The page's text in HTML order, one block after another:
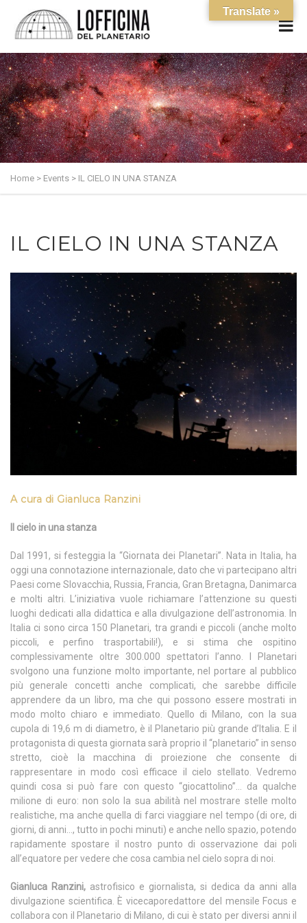
Home > Events > IL CIELO IN UNA STANZA
IL CIELO IN UNA STANZA
A cura di Gianluca Ranzini
Il cielo in una stanza
Dal 1991, si festeggia la “Giornata dei Planetari”. Nata in Italia, ha
oggi una connotazione internazionale, dato che vi partecipano altri
Paesi come Slovacchia, Russia, Francia, Gran Bretagna, Danimarca
e molti altri. L’iniziativa vuole richiamare l’attenzione su questi
luoghi dedicati alla didattica e alla divulgazione dell’astronomia. In
Italia ci sono circa 150 Planetari, tra grandi e piccoli (anche molto
piccoli, e perfino trasportabili!), e si stima che ospitino
complessivamente oltre 300.000 spettatori l’anno. I Planetari
svolgono una funzione molto importante, nel portare al pubblico
più generale concetti anche complicati, che sarebbe difficile
apprendere da un libro, ma che qui possono essere mostrati in
modo molto chiaro e immediato. Quello di Milano, con la sua
cupola di 19,6 m di diametro, è il Planetario più grande d’Italia. E il
protagonista di questa giornata sarà proprio il “planetario” in senso
stretto, cioè la macchina di proiezione che consente di
rappresentare in modo così efficace il cielo stellato. Vedremo
quindi cosa si può fare con questo “giocattolino”… da qualche
milione di euro: non solo la sua abilità nel mostrare stelle molto
realistiche, ma anche quella di farci viaggiare nel tempo (di ore, di
giorni, di anni…, tutto in pochi minuti) e anche nello spazio, potendo
rapidamente spostare il nostro punto di osservazione dai poli
all’equatore per vedere che cosa cambia nel cielo sopra di noi.
Gianluca Ranzini, astrofisico e giornalista, si dedica da anni alla
divulgazione scientifica. È vicecaporedattore del mensile Focus e
collabora con il Planetario di Milano, di cui è stato per diversi anni il
Translate »